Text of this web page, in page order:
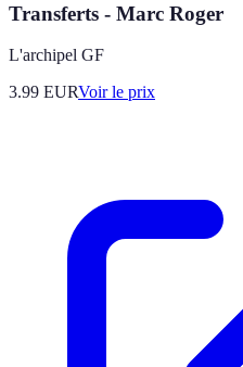
Transferts - Marc Roger
L'archipel GF
3.99 EURVoir le prix